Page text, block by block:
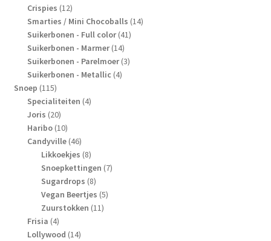
Crispies 1212
producten
Smarties / Mini Chocoballs 1414
Suikerbonen - Full color 4141
Suikerbonen - Marmer 1414
producten
Suikerbonen - Parelmoer 33
Suikerbonen - Metallic 44
Snoep 115115
producten
Specialiteiten 44
Joris 2020
producten
Haribo 1010
producten
Candyville 4646
producten
Likkoekjes 88
producten
Snoepkettingen 77
Sugardrops 88
producten
Vegan Beertjes 55
Zuurstokken 1111
Frisia 44
producten
Lollywood 1414